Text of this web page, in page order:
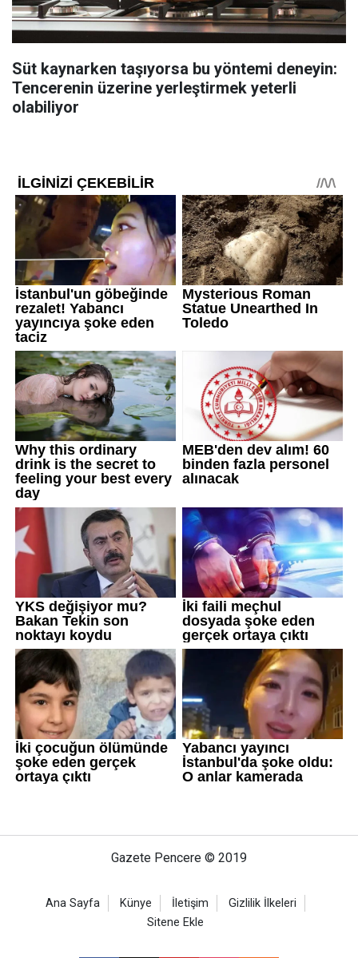
Süt kaynarken taşıyorsa bu yöntemi deneyin:
Tencerenin üzerine yerleştirmek yeterli
olabiliyor
Gazete Pencere © 2019
Ana Sayfa Künye İletişim
Gizlilik İlkeleri
Sitene Ekle